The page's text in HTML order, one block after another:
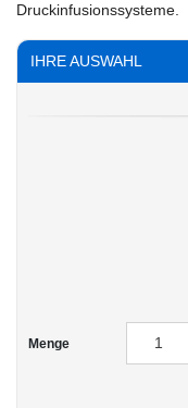
Druckinfusionssysteme.
IHRE AUSWAHL
Menge